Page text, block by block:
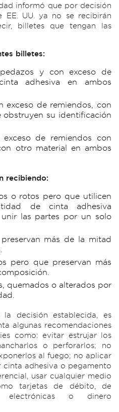
informó que por decisión
EE. UU. ya no se recibirán
billetes que tengan las
billetes:
y con exceso de
adhesiva en ambos
exceso de remiendos, con
obstruyen su identificación
de remiendos con
otro material en ambos
recibiendo:
o rotos pero que utilicen
de cinta adhesiva
las partes por un solo
más de la mitad
pero que preservan más
quemados o alterados por
decisión establecida, es
algunas recomendaciones
como: evitar estrujar los
o perforarlos; no
al fuego; no aplicar
cinta adhesiva o pegamento
usar cualquier medio
tarjetas de débito, de
electrónicas o dinero